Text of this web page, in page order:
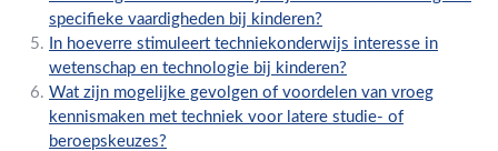
specifieke vaardigheden bij kinderen?
In hoeverre stimuleert techniekonderwijs interesse in
wetenschap en technologie bij kinderen?
Wat zijn mogelijke gevolgen of voordelen van vroeg
kennismaken met techniek voor latere studie- of
beroepskeuzes?